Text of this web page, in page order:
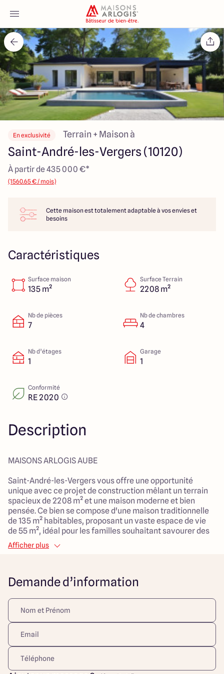
Accueil
Nos maisons
Nos annonces
Votre projet
Qui sommes-nous
Maisons ARLOGIS Aube
4.6 4.8
En exclusivité Terrain + Maison à
Saint-André-les-Vergers (10120)
À partir de 435 000 €*
(1560.65 € / mois)
Cette maison est totalement adaptable à vos envies et
besoins
Caractéristiques
Surface maison
135 m²
Surface Terrain
2208 m²
Nb de pièces
7
Nb de chambres
4
Nb d’étages
1
Garage
1
Conformité
RE 2020
Description
MAISONS ARLOGIS AUBE
Saint-André-les-Vergers vous offre une opportunité
unique avec ce projet de construction mêlant un terrain
spacieux de 2208 m² et une maison moderne et bien
pensée. Ce bien se compose d'une maison traditionnelle
de 135 m² habitables, proposant un vaste espace de vie
de 55 m², idéal pour les familles souhaitant savourer des
moments conviviaux. Avec ses 7 pièces, dont 4 chambres,
cette maison garantit confort et espace pour tous ses
Le garage attenant vous facilitera le quotidien, tout
l'approvisionnement en eau chaude individuel, qui allient
économies et efficacité. La maison est conçue pour
bénéficier d'une luminosité optimale grâce à son
exposition plein sud, et les pinces extérieures
permettront aux enfants de jouer en toute sécurité dans
un environnement serein.
Ce projet se situe à proximité de toutes les commodités
Afficher plus
Demande d’information